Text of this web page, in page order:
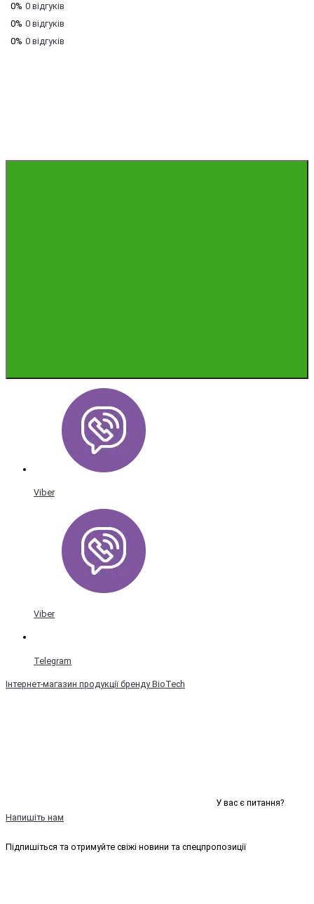
0% 0 відгуків
0% 0 відгуків
0% 0 відгуків
Viber
Viber
Telegram
Інтернет-магазин продукції бренду BioTech
У вас є питання?
Напишіть нам
Підпишіться та отримуйте свіжі новини та спецпропозиції